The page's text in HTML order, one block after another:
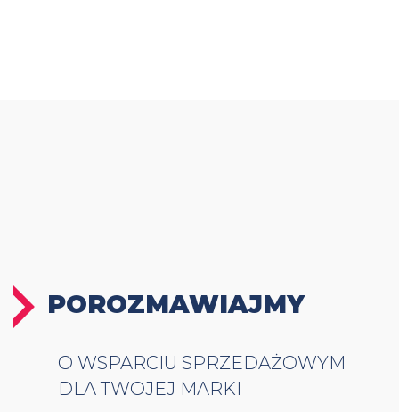
POROZMAWIAJMY
O WSPARCIU SPRZEDAŻOWYM
DLA TWOJEJ MARKI